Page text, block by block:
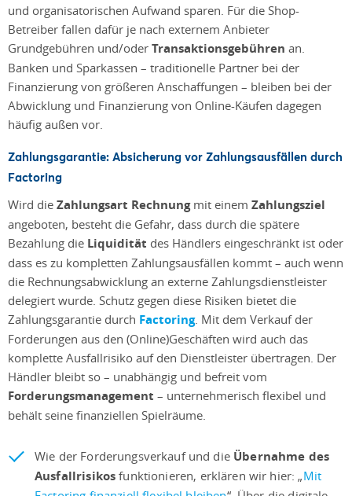
und organisatorischen Aufwand sparen. Für die Shop-
Betreiber fallen dafür je nach externem Anbieter
Grundgebühren und/oder Transaktionsgebühren an.
Banken und Sparkassen – traditionelle Partner bei der
Finanzierung von größeren Anschaffungen – bleiben bei der
Abwicklung und Finanzierung von Online-Käufen dagegen
häufig außen vor.
Zahlungsgarantie: Absicherung vor Zahlungsausfällen durch
Factoring
Wird die Zahlungsart Rechnungmit einem Zahlungsziel
angeboten, besteht die Gefahr, dass durch die spätere
Bezahlung die Liquidität des Händlers eingeschränkt ist oder
dass es zu kompletten Zahlungsausfällen kommt – auch wenn
die Rechnungsabwicklung an externe Zahlungsdienstleister
delegiert wurde. Schutz gegen diese Risiken bietet die
Zahlungsgarantie durch Factoring. Mit dem Verkauf der
Forderungen aus den (Online)Geschäften wird auch das
komplette Ausfallrisiko auf den Dienstleister übertragen. Der
Händler bleibt so – unabhängig und befreit vom
Forderungsmanagement – unternehmerisch flexibel und
behält seine finanziellen Spielräume.
Wie der Forderungsverkauf und die Übernahme des
Ausfallrisikos funktionieren, erklären wir hier: „Mit